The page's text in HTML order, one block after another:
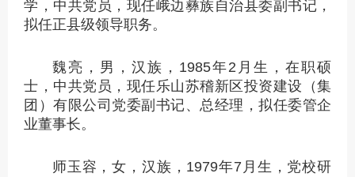
学，中共党员，现任峨边彝族自治县委副书记，
拟任正县级领导职务。
魏亮，男，汉族，1985年2月生，在职硕
士，中共党员，现任乐山苏稽新区投资建设（集
团）有限公司党委副书记、总经理，拟任委管企
业董事长。
师玉容，女，汉族，1979年7月生，党校研